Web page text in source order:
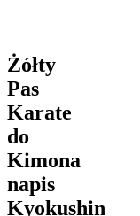
Żółty
Pas
Karate
do
Kimona
napis
Kyokushin